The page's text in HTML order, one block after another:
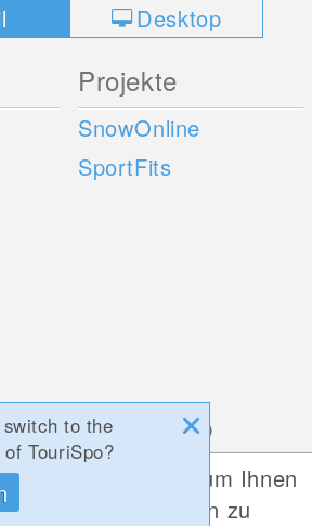
Desktop
Projekte
SnowOnline
SportFits
Social Web
to the
TouriSpo?
Cookies, um Ihnen
Funktionalität bieten zu